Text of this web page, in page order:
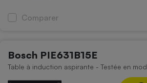
Comparer
Bosch PIE631B15E
Table à induction aspirante - Testée en